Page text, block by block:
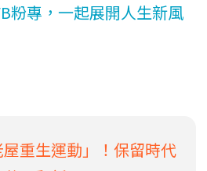
粉專，一起展開人生新風
重生運動」！保留時代